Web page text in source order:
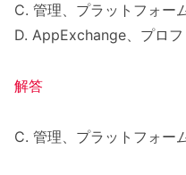
C. 管理、プラットフォー
D. AppExchange、プロ
解答
C. 管理、プラットフォー